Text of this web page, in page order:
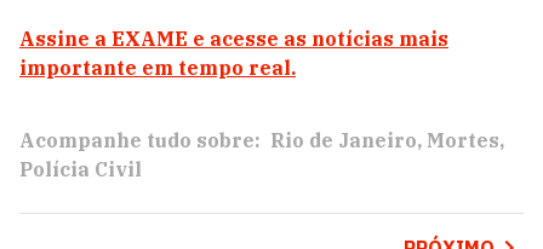
Assine a EXAME e acesse as notícias mais
importante em tempo real.
Acompanhe tudo sobre: Rio de Janeiro Mortes
Polícia Civil